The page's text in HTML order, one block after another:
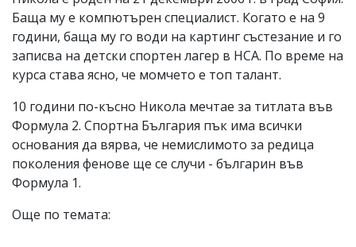
Баща му е компютърен специалист. Когато е на 9
години, баща му го води на картинг състезание и го
записва на детски спортен лагер в НСА. По време на
курса става ясно, че момчето е топ талант.
10 години по-късно Никола мечтае за титлата във
Формула 2. Спортна България пък има всички
основания да вярва, че немислимото за редица
поколения фенове ще се случи - българин във
Формула 1.
Още по темата: